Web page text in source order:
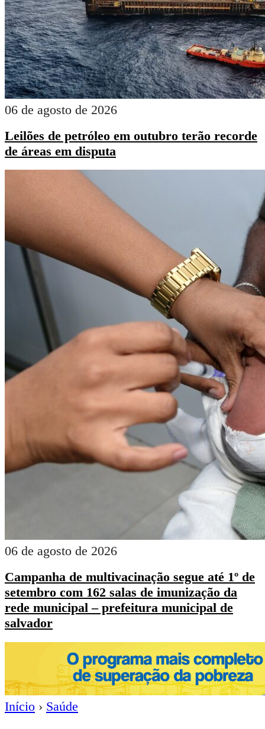
06 de agosto de 2026
Leilões de petróleo em outubro terão recorde
de áreas em disputa
06 de agosto de 2026
Campanha de multivacinação segue até 1º de
setembro com 162 salas de imunização da
rede municipal – prefeitura municipal de
salvador
Início › Saúde